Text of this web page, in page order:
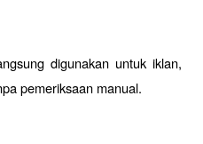
digunakan untuk iklan,
pemeriksaan manual.